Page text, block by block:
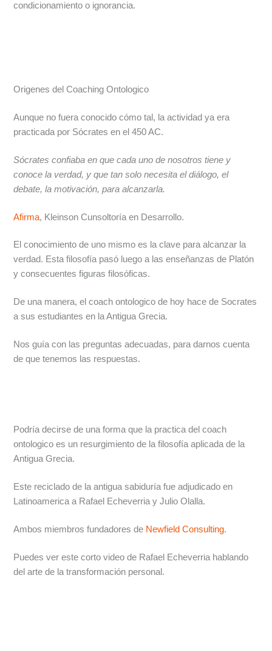
condicionamiento o ignorancia.
Origenes del Coaching Ontologico
Aunque no fuera conocido cómo tal, la actividad ya era
practicada por Sócrates en el 450 AC.
Sócrates confiaba en que cada uno de nosotros tiene y
conoce la verdad, y que tan solo necesita el diálogo, el
debate, la motivación, para alcanzarla.
Afirma, Kleinson Cunsoltoría en Desarrollo.
El conocimiento de uno mismo es la clave para alcanzar la
verdad. Esta filosofía pasó luego a las enseñanzas de Platón
y consecuentes figuras filosóficas.
De una manera, el coach ontologico de hoy hace de Socrates
a sus estudiantes en la Antigua Grecia.
Nos guía con las preguntas adecuadas, para darnos cuenta
de que tenemos las respuestas.
Podría decirse de una forma que la practica del coach
ontologico es un resurgimiento de la filosofía aplicada de la
Antigua Grecia.
Este reciclado de la antigua sabiduría fue adjudicado en
Latinoamerica a Rafael Echeverria y Julio Olalla.
Ambos miembros fundadores de Newfield Consulting.
Puedes ver este corto video de Rafael Echeverria hablando
del arte de la transformación personal.